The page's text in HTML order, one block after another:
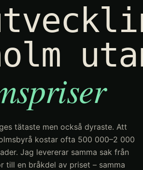
tätaste men också dyraste. Att
kostar ofta 500 000–2 000
Jag levererar samma sak från
till en bråkdel av priset – samma